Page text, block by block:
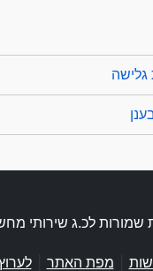
גלישה
שמורות לכ.ג שירותי מחשוב
מפת האתר |